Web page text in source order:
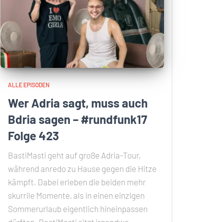
ALLE EPISODEN
Wer Adria sagt, muss auch
Bdria sagen – #rundfunk17
Folge 423
BastiMasti geht auf große Adria-Tour,
während anredo zu Hause gegen die Hitze
kämpft. Dabei erleben die beiden mehr
skurrile Momente, als in einen einzigen
Sommerurlaub eigentlich hineinpassen